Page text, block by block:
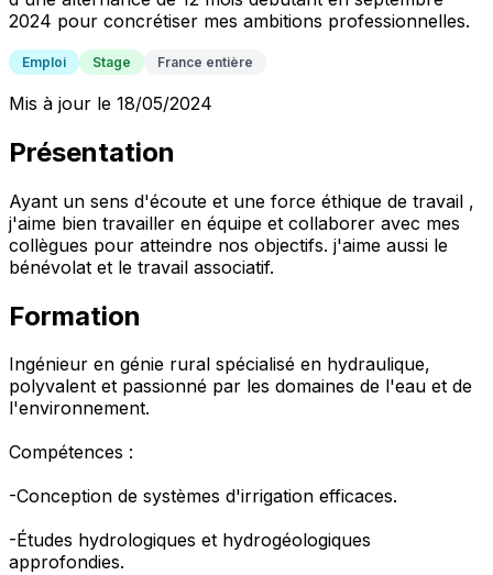
2024 pour concrétiser mes ambitions professionnelles.
Emploi Stage France entière
Mis à jour le 18/05/2024
Présentation
Ayant un sens d'écoute et une force éthique de travail ,
j'aime bien travailler en équipe et collaborer avec mes
collègues pour atteindre nos objectifs. j'aime aussi le
bénévolat et le travail associatif.
Formation
Ingénieur en génie rural spécialisé en hydraulique,
polyvalent et passionné par les domaines de l'eau et de
l'environnement.
Compétences :
-Conception de systèmes d'irrigation efficaces.
-Études hydrologiques et hydrogéologiques
approfondies.